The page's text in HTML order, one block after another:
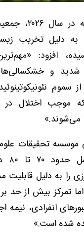
او با بیان
دلیل تخریب
افزود:
شدید و
سموم
موجب اختلال
می‌شوند.»
تحقیقات علوم
را به دلیل قابلیت
تمرکز بیش از حد
انفرادی،
شده است.»